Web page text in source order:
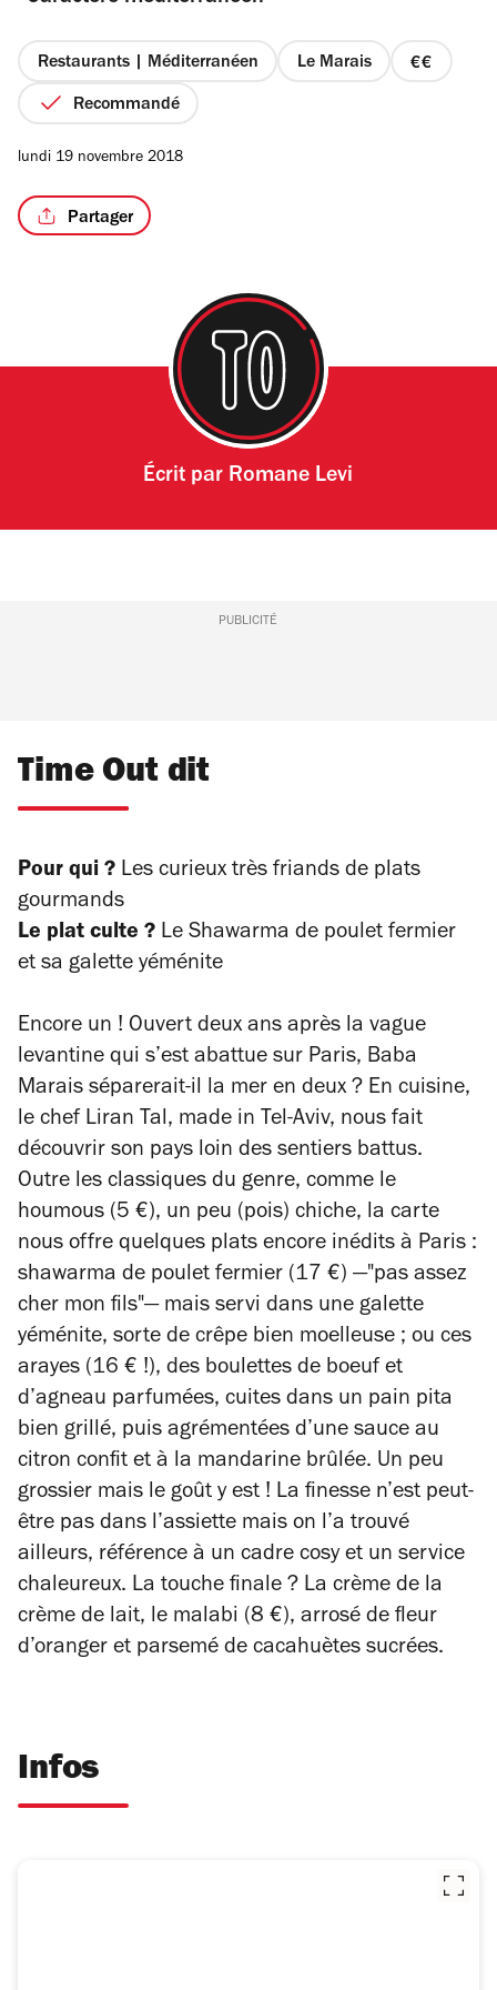
Restaurants | Méditerranéen Le Marais
prix
Recommandé
lundi 19 novembre 2018
Partager
Écrit par Romane Levi
PUBLICITÉ
Time Out dit
Pour qui ? Les curieux très friands de plats
gourmands
Le plat culte ? Le Shawarma de poulet fermier
et sa galette yéménite
Encore un ! Ouvert deux ans après la vague
levantine qui s’est abattue sur Paris, Baba
Marais séparerait-il la mer en deux ? En cuisine,
le chef Liran Tal, made in Tel-Aviv, nous fait
découvrir son pays loin des sentiers battus.
Outre les classiques du genre, comme le
houmous (5 €), un peu (pois) chiche, la carte
nous offre quelques plats encore inédits à Paris :
shawarma de poulet fermier (17 €) —"pas assez
cher mon fils"—mais servi dans une galette
yéménite, sorte de crêpe bien moelleuse ; ou ces
arayes (16 € !), des boulettes de boeuf et
d’agneau parfumées, cuites dans un pain pita
bien grillé, puis agrémentées d’une sauce au
citron confit et à la mandarine brûlée. Un peu
grossier mais le goût y est ! La finesse n’est peut-
être pas dans l’assiette mais on l’a trouvé
ailleurs, référence à un cadre cosy et un service
chaleureux. La touche finale ? La crème de la
crème de lait, le malabi (8 €), arrosé de fleur
d’oranger et parsemé de cacahuètes sucrées.
Infos